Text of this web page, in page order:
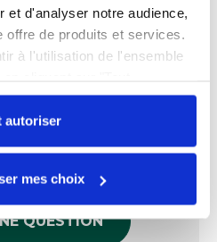
et d'analyser notre audience,
offre de produits et services.
à l'utilisation de l'ensemble
ne souhaitez autoriser que
veuillez cliquer sur
autoriser
mes choix
écrit
par écrit pour
questions sur le
QUESTION